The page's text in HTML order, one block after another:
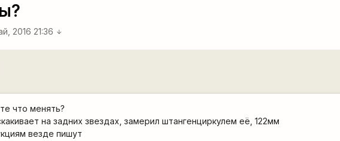
2016 21:36 arrow_downward
что менять?
на задних звездах, замерил штангенциркулем её, 122мм
везде пишут